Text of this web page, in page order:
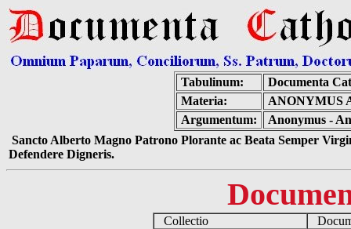
Tabulinum:
Documenta
Materia:
ANONYMUS
Argumentum:
Anonymus -
Sancto Alberto Magno Patrono Plorante ac Beata Semper
Defendere Digneris.
Collectio